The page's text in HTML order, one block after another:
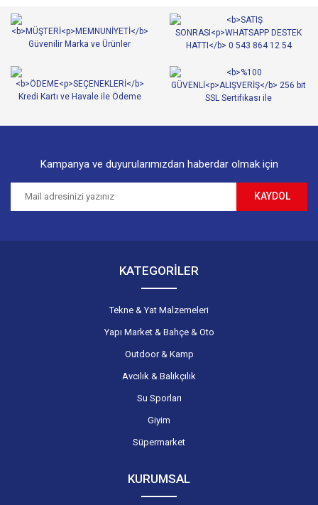
Kampanya ve duyurularımızdan haberdar olmak için
KAYDOL
KATEGORİLER
Tekne & Yat Malzemeleri
Yapı Market & Bahçe & Oto
Outdoor & Kamp
Avcılık & Balıkçılık
Su Sporları
Giyim
Süpermarket
KURUMSAL